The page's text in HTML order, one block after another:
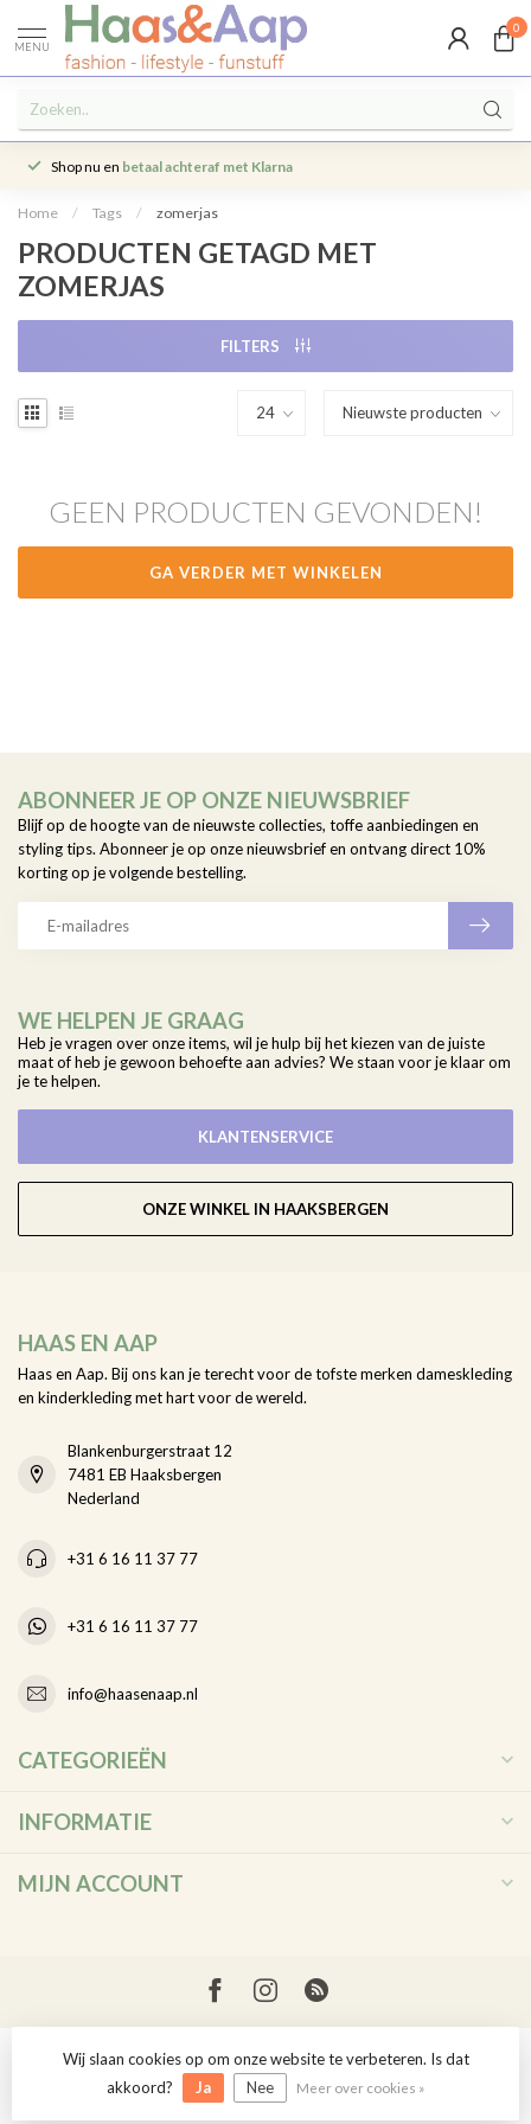
MENU
0
Shop nu en betaal achteraf met Klarna
Home / Tags / zomerjas
PRODUCTEN GETAGD MET
ZOMERJAS
FILTERS
GEEN PRODUCTEN GEVONDEN!
GA VERDER MET WINKELEN
WE HELPEN JE GRAAG
Heb je vragen over onze items, wil je hulp bij het kiezen van de juiste
maat of heb je gewoon behoefte aan advies? We staan voor je klaar om
je te helpen.
KLANTENSERVICE
ONZE WINKEL IN HAAKSBERGEN
ABONNEER JE OP ONZE NIEUWSBRIEF
Blijf op de hoogte van de nieuwste collecties, toffe aanbiedingen en
styling tips. Abonneer je op onze nieuwsbrief en ontvang direct 10%
korting op je volgende bestelling.
HAAS EN AAP
Haas en Aap. Bij ons kan je terecht voor de tofste merken dameskleding
en kinderkleding met hart voor de wereld.
Blankenburgerstraat 12
7481 EB Haaksbergen
Nederland
+31 6 16 11 37 77
+31 6 16 11 37 77
info@haasenaap.nl
CATEGORIEËN
INFORMATIE
MIJN ACCOUNT
© Copyright 2026 Haas en Aap
Wij slaan cookies op om onze website te verbeteren. Is dat
akkoord?
Ja Nee Meer over cookies »